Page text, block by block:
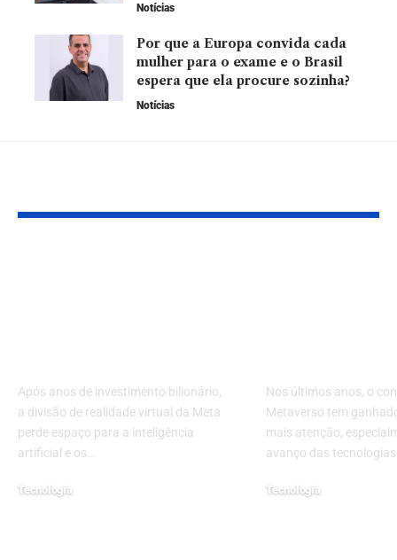
Notícias
Por que a Europa convida cada
mulher para o exame e o Brasil
espera que ela procure sozinha?
Notícias
Após anos de investimento bilionário,
a divisão de realidade virtual da Meta
perde espaço para a inteligência
artificial e os…
Tecnologia
Nos últimos anos, o
Metaverso tem
mais atenção,
avanço das
Tecnologia